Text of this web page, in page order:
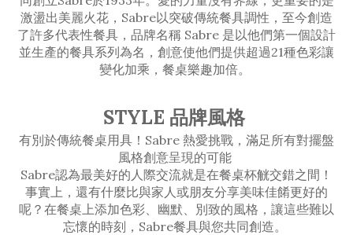
激盪出美麗火花，Sabre以突破傳統餐具調性，至今創造
了許多代表性餐具，品牌名稱 Sabre 是以他們第一個設計
並生產的餐具系列為名，創意使他們提供超過21種色彩讓
變化加乘，餐桌樂趣加倍。
STYLE 品牌風格
有別於傳統餐桌用具！Sabre 熱愛挑戰，滿足所有對擺盤
風格創意呈現的可能
Sabre認為最美好的人際交流就是在餐桌杯觥交錯之間！
事實上，還有什麼比與家人或朋友分享美味佳餚更好的
呢？在餐桌上添加色彩、幽默、別致的風格，讓這些難以
忘懷的時刻，Sabre餐具與您共同創造。